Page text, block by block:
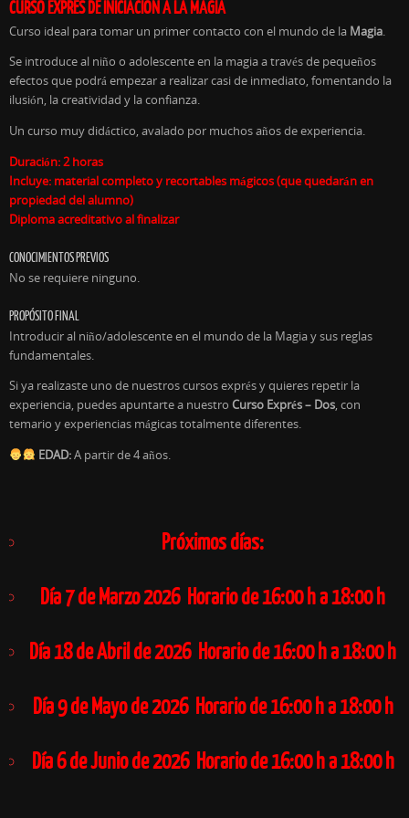
CURSO EXPRÉS DE INICIACIÓN A LA MAGIA
Curso ideal para tomar un primer contacto con el mundo de la Magia.
Se introduce al niño o adolescente en la magia a través de pequeños
efectos que podrá empezar a realizar casi de inmediato, fomentando la
ilusión, la creatividad y la confianza.
Un curso muy didáctico, avalado por muchos años de experiencia.
Duración: 2 horas
Incluye: material completo y recortables mágicos (que quedarán en
propiedad del alumno)
Diploma acreditativo al finalizar
CONOCIMIENTOS PREVIOS
No se requiere ninguno.
PROPÓSITO FINAL
Introducir al niño/adolescente en el mundo de la Magia y sus reglas
fundamentales.
Si ya realizaste uno de nuestros cursos exprés y quieres repetir la
experiencia, puedes apuntarte a nuestro Curso Exprés – Dos, con
temario y experiencias mágicas totalmente diferentes.
EDAD:A partir de 4 años.
Próximos días:
Día 7 de Marzo 2026 Horario de16:00 h a 18:00 h
Día 18 de Abril de 2026 Horario de 16:00 h a 18:00 h
Día 9 de Mayo de 2026 Horario de 16:00 h a 18:00 h
Día 6 de Junio de 2026 Horario de 16:00 h a 18:00 h